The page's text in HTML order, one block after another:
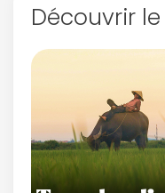
Découvrir